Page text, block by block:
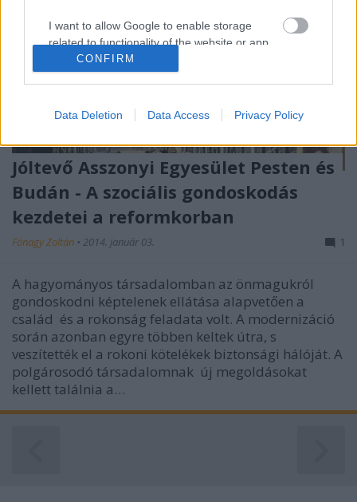
I want to allow Google to enable storage
related to functionality of the website or app.
I want to allow Google to enable storage
I want to allow Google to enable storage
functionality and fraud prevention, and other
user protection.
CONFIRM
Data Deletion Data Access Privacy Policy
Jóltevő Asszonyi Egyesület Pesten és
Budán - A szociális gondoskodás
kezdetei a reformkorban
Fónagy Zoltán • 2014. január 03. 1
A hagyományos társadalomban az önmagukról
gondoskodni képtelenek ellátása alapvetően a
család és a rokonság feladata volt. A modernizáció
során azonban egyre többen keltek útra, s
veszítették el a rokoni kötelékek biztonsági hálóját. A
polgárosodó társadalomnak új megoldásokat
kellett találnia a…